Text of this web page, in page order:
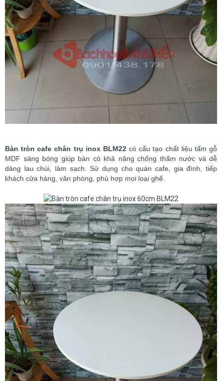
Bàn tròn cafe chân trụ inox BLM22có cấu tạo chất liệu tấm gỗ
MDF sáng bóng giúp bàn có khả năng chống thấm nước và dễ
dàng lau chùi, làm sạch. Sử dụng cho quán cafe, gia đình, tiếp
khách cửa hàng, văn phòng, phù hợp mọi loại ghế.